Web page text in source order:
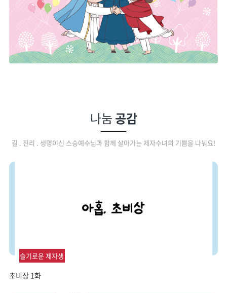
나눔공감
길 . 진리 . 생명이신 스승예수님과 함께 살아가는 제자수녀의 기쁨을 나눠요!
슬기로운 제자생
초비상 1화